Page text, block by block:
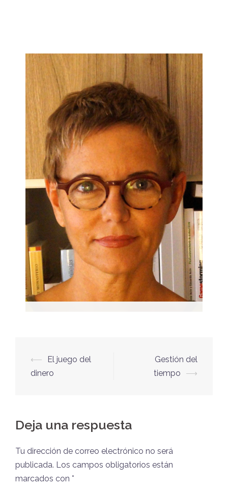
Formadora, facilitadora y entrenadora en
competencias emocionales.
⟵
El juego del
dinero
Gestión del
tiempo
⟶
Deja una respuesta
Tu dirección de correo electrónico no será
publicada. Los campos obligatorios están
marcados con *